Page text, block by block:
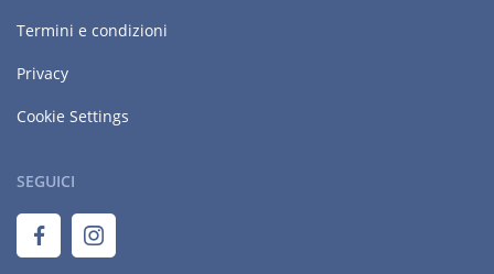
Termini e condizioni
Privacy
Cookie Settings
SEGUICI